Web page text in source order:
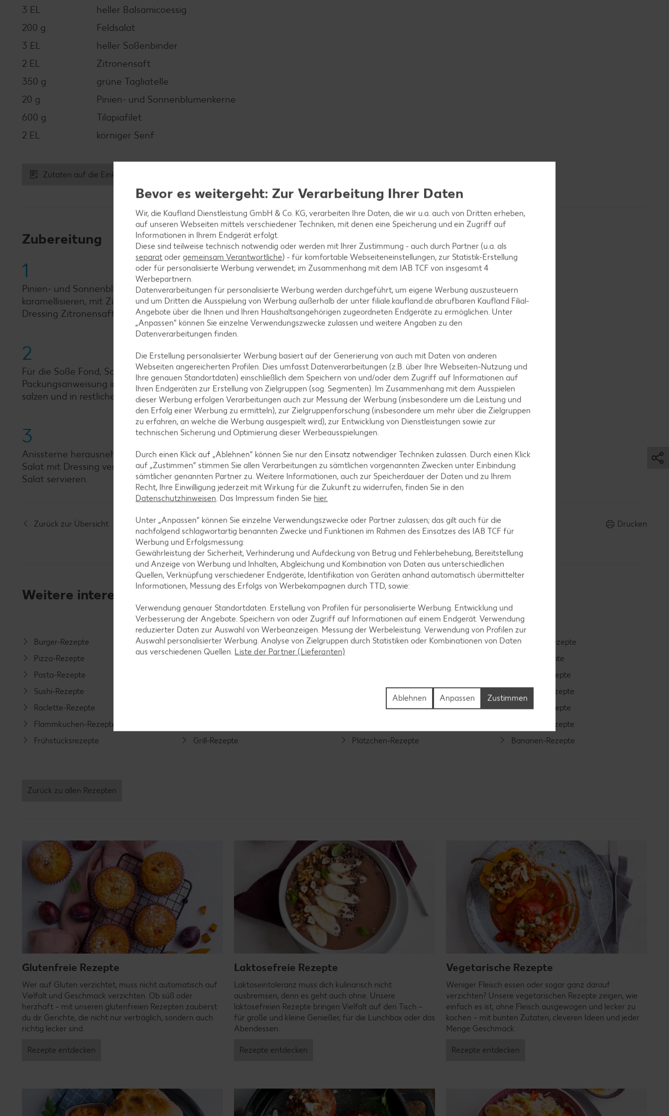
3 EL
heller Balsamicoessig
200 g
Feldsalat
3 EL
heller Soßenbinder
2 EL
Zitronensaft
350 g
grüne Tagliatelle
20 g
Pinien- und Sonnenblumenkerne
600 g
Tilapiafilet
2 EL
körniger Senf
Zutaten auf die Einkaufsliste
Zubereitung
1
Pinien- und Sonnenblumenkerne in einer beschichteten Pfanne rösten, Zucker überstreuen, leicht
karamellisieren, mit Zimt bestäuben und auf Backpapier abkühlen lassen. Salat waschen und putzen. Für das
Dressing Zitronensaft, Essig, 3 Esslöffel Öl, Honig und Senf verrühren und mit Salz und Pfeffer würzen.
2
Für die Soße Fond, Sahne, Wein und Anis aufkochen und circa 5 Minuten einkochen lassen. Nudeln nach
Packungsanweisung in Salzwasser circa 8 bis 10 Minuten garen. Fischfilet waschen, trocken tupfen, säuern,
salzen und in restlichem erhitztem Öl von beiden Seiten circa 5 bis 8 Minuten braten.
3
Anissterne herausnehmen, die Soße mit Soßenbinder andicken und mit Senf, Salz und Pfeffer abschmecken.
Salat mit Dressing vermischen und Kerne überstreuen. Fisch, Soße und Nudeln auf Teller anrichten und mit
Salat servieren.
Zurück zur Übersicht Drucken
Weitere interessante Rezeptkategorien
Burger-Rezepte
Pizza-Rezepte
Pasta-Rezepte
Sushi-Rezepte
Raclette-Rezepte
Flammkuchen-Rezepte
Frühstücksrezepte
Salat-Rezepte
Spargel-Rezepte
Grill-Rezepte
Muffin-Rezepte
Torten-Rezepte
Eis-Rezepte
Plätzchen-Rezepte
Smoothie-Rezepte
Bowle-Rezepte
Cocktail-Rezepte
Avocado-Rezepte
Erdbeer-Rezepte
Blaubeer-Rezepte
Bananen-Rezepte
Zurück zu allen Rezepten
Glutenfreie Rezepte
Wer auf Gluten verzichtet, muss nicht automatisch auf
Vielfalt und Geschmack verzichten. Ob süß oder
herzhaft – mit unseren glutenfreien Rezepten zauberst
du dir Gerichte, die nicht nur verträglich, sondern auch
richtig lecker sind.
Rezepte entdecken
Laktosefreie Rezepte
Laktoseintoleranz muss dich kulinarisch nicht
ausbremsen, denn es geht auch ohne. Unsere
laktosefreien Rezepte bringen Vielfalt auf den Tisch –
für große und kleine Genießer, für die Lunchbox oder das
Abendessen.
Rezepte entdecken
Vegetarische Rezepte
Weniger Fleisch essen oder sogar ganz darauf
verzichten? Unsere vegetarischen Rezepte zeigen, wie
einfach es ist, ohne Fleisch ausgewogen und lecker zu
kochen – mit bunten Zutaten, cleveren Ideen und jeder
Menge Geschmack.
Rezepte entdecken
Bevor es weitergeht: Zur Verarbeitung Ihrer Daten
Wir, die Kaufland Dienstleistung GmbH & Co. KG, verarbeiten Ihre Daten, die wir u.a. auch von Dritten erheben,
auf unseren Webseiten mittels verschiedener Techniken, mit denen eine Speicherung und ein Zugriff auf
Informationen in Ihrem Endgerät erfolgt.
Diese sind teilweise technisch notwendig oder werden mit Ihrer Zustimmung - auch durch Partner (u.a. als
separat oder gemeinsam Verantwortliche) - für komfortable Webseiteneinstellungen, zur Statistik-Erstellung
oder für personalisierte Werbung verwendet; im Zusammenhang mit dem IAB TCF von insgesamt4
Werbepartnern.
Datenverarbeitungen für personalisierte Werbung werden durchgeführt, um eigene Werbung auszusteuern
und um Dritten die Ausspielung von Werbung außerhalb der unter filiale.kaufland.de abrufbaren Kaufland Filial-
Angebote über die Ihnen und Ihren Haushaltsangehörigen zugeordneten Endgeräte zu ermöglichen. Unter
„Anpassen“ können Sie einzelne Verwendungszwecke zulassen und weitere Angaben zu den
Datenverarbeitungen finden.
Die Erstellung personalisierter Werbung basiert auf der Generierung von auch mit Daten von anderen
Webseiten angereicherten Profilen. Dies umfasst Datenverarbeitungen (z.B. über Ihre Webseiten-Nutzung und
Ihre genauen Standortdaten) einschließlich dem Speichern von und/oder dem Zugriff auf Informationen auf
Ihren Endgeräten zur Erstellung von Zielgruppen (sog. Segmenten). Im Zusammenhang mit dem Ausspielen
dieser Werbung erfolgen Verarbeitungen auch zur Messung der Werbung (insbesondere um die Leistung und
den Erfolg einer Werbung zu ermitteln), zur Zielgruppenforschung (insbesondere um mehr über die Zielgruppen
zu erfahren, an welche die Werbung ausgespielt wird), zur Entwicklung von Dienstleistungen sowie zur
technischen Sicherung und Optimierung dieser Werbeausspielungen.
Durch einen Klick auf „Ablehnen“ können Sie nur den Einsatz notwendiger Techniken zulassen. Durch einen Klick
auf „Zustimmen“ stimmen Sie allen Verarbeitungen zu sämtlichen vorgenannten Zwecken unter Einbindung
sämtlicher genannten Partner zu. Weitere Informationen, auch zur Speicherdauer der Daten und zu Ihrem
Recht, Ihre Einwilligung jederzeit mit Wirkung für die Zukunft zu widerrufen, finden Sie in den
Datenschutzhinweisen. Das Impressum finden Sie hier.
Unter „Anpassen“ können Sie einzelne Verwendungszwecke oder Partner zulassen; das gilt auch für die
nachfolgend schlagwortartig benannten Zwecke und Funktionen im Rahmen des Einsatzes des IAB TCF für
Werbung und Erfolgsmessung:
Gewährleistung der Sicherheit, Verhinderung und Aufdeckung von Betrug und Fehlerbehebung, Bereitstellung
und Anzeige von Werbung und Inhalten, Abgleichung und Kombination von Daten aus unterschiedlichen
Quellen, Verknüpfung verschiedener Endgeräte, Identifikation von Geräten anhand automatisch übermittelter
Informationen, Messung des Erfolgs von Werbekampagnen durch TTD, sowie:
Verwendung genauer Standortdaten. Erstellung von Profilen für personalisierte Werbung. Entwicklung und
Verbesserung der Angebote. Speichern von oder Zugriff auf Informationen auf einem Endgerät. Verwendung
reduzierter Daten zur Auswahl von Werbeanzeigen. Messung der Werbeleistung. Verwendung von Profilen zur
Auswahl personalisierter Werbung. Analyse von Zielgruppen durch Statistiken oder Kombinationen von Daten
aus verschiedenen Quellen. Liste der Partner (Lieferanten)
Zustimmen
Anpassen
Ablehnen